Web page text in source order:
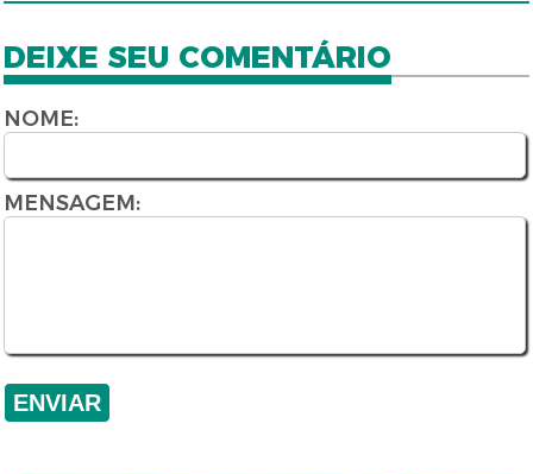
DEIXE SEU COMENTÁRIO
NOME:
MENSAGEM: